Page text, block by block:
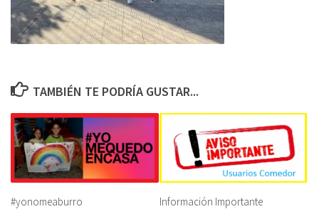
TAMBIÉN TE PODRÍA GUSTAR...
#yonomeaburro
Información Importante